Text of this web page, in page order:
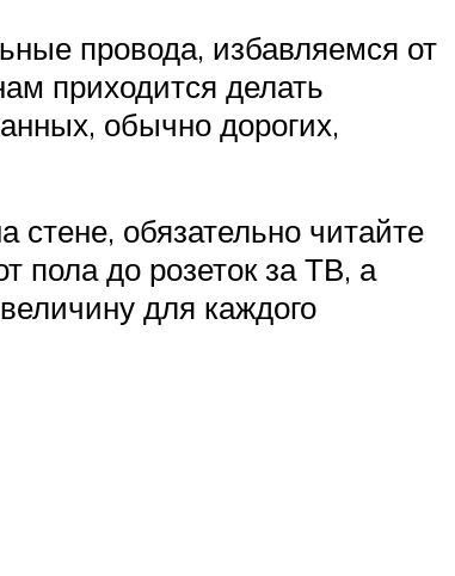
провода, избавляемся от
приходится делать
обычно дорогих,
стене, обязательно читайте
пола до розеток за ТВ, а
для каждого